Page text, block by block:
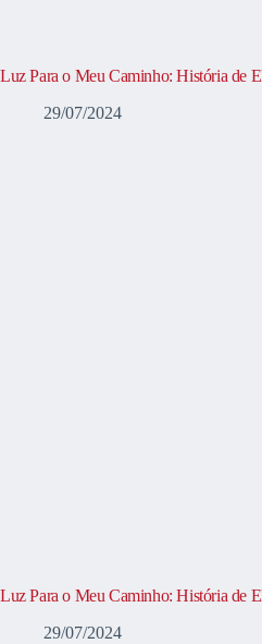
Luz Para o Meu Caminho: História de
29/07/2024
Luz Para o Meu Caminho: História de
29/07/2024